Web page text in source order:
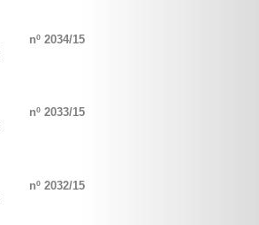
nº 2034/15
nº 2033/15
nº 2032/15